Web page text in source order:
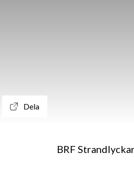
Dela
BRF